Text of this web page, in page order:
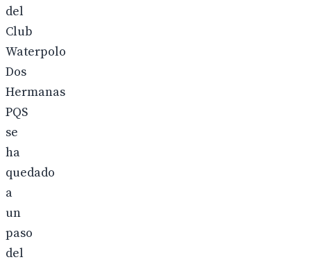
del
Club
Waterpolo
Dos
Hermanas
PQS
se
ha
quedado
a
un
paso
del